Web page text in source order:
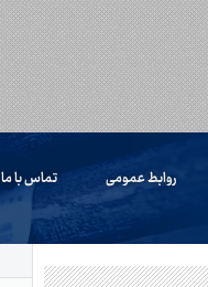
روابط عمومی تماس با ما